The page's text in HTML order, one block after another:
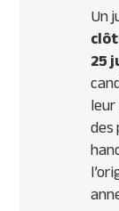
Un
25